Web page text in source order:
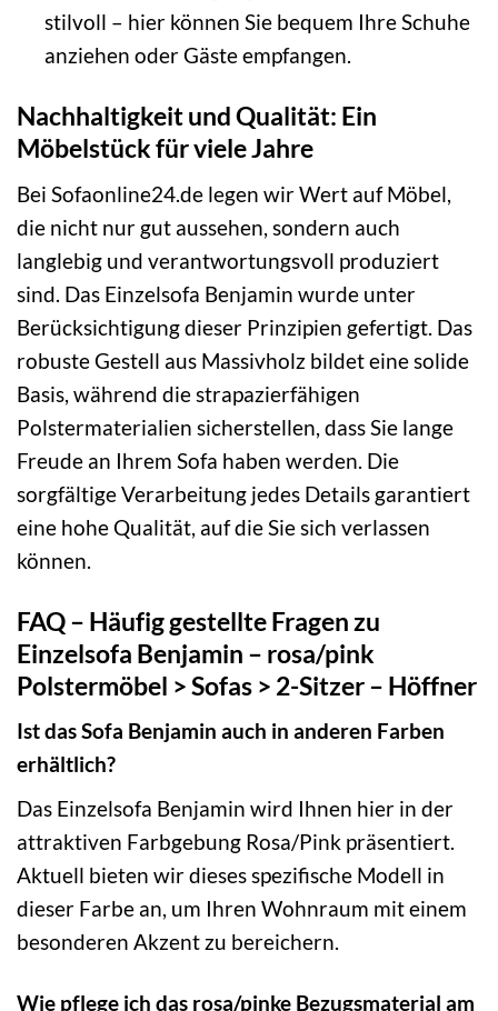
stilvoll – hier können Sie bequem Ihre Schuhe
anziehen oder Gäste empfangen.
Nachhaltigkeit und Qualität: Ein
Möbelstück für viele Jahre
Bei Sofaonline24.de legen wir Wert auf Möbel,
die nicht nur gut aussehen, sondern auch
langlebig und verantwortungsvoll produziert
sind. Das Einzelsofa Benjamin wurde unter
Berücksichtigung dieser Prinzipien gefertigt. Das
robuste Gestell aus Massivholz bildet eine solide
Basis, während die strapazierfähigen
Polstermaterialien sicherstellen, dass Sie lange
Freude an Ihrem Sofa haben werden. Die
sorgfältige Verarbeitung jedes Details garantiert
eine hohe Qualität, auf die Sie sich verlassen
können.
FAQ – Häufig gestellte Fragen zu
Einzelsofa Benjamin – rosa/pink
Polstermöbel > Sofas > 2-Sitzer – Höffner
Ist das Sofa Benjamin auch in anderen Farben
erhältlich?
Das Einzelsofa Benjamin wird Ihnen hier in der
attraktiven Farbgebung Rosa/Pink präsentiert.
Aktuell bieten wir dieses spezifische Modell in
dieser Farbe an, um Ihren Wohnraum mit einem
besonderen Akzent zu bereichern.
Wie pflege ich das rosa/pinke Bezugsmaterial am